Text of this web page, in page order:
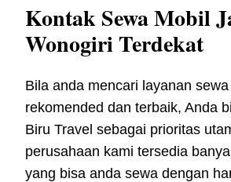
Kontak Sewa Mobil
Wonogiri Terdekat
Bila anda mencari layanan
rekomended dan terbaik, Anda
Biru Travel sebagai prioritas
perusahaan kami tersedia
yang bisa anda sewa dengan